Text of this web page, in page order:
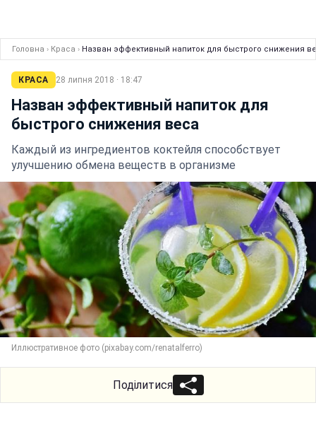
Головна › Краса › Назван эффективный напиток для быстрого снижения
КРАСА 28 липня 2018 · 18:47
Назван эффективный напиток для
быстрого снижения веса
Каждый из ингредиентов коктейля способствует
улучшению обмена веществ в организме
Иллюстративное фото (pixabay.com/renatalferro)
Поділитися